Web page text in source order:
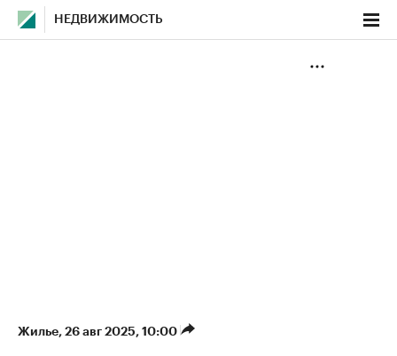
НЕДВИЖИМОСТЬ
Жилье⁠, 26 авг 2025, 10:00